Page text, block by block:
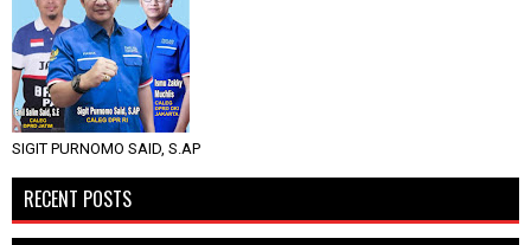
SIGIT PURNOMO SAID, S.AP
RECENT POSTS